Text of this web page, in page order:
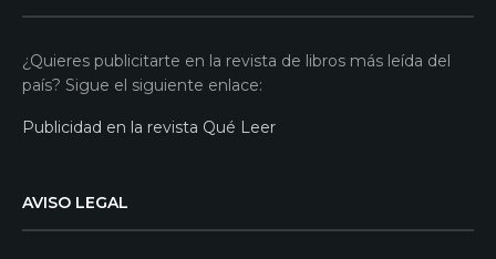
¿Quieres publicitarte en la revista de libros más leída del
país? Sigue el siguiente enlace:
Publicidad en la revista Qué Leer
AVISO LEGAL